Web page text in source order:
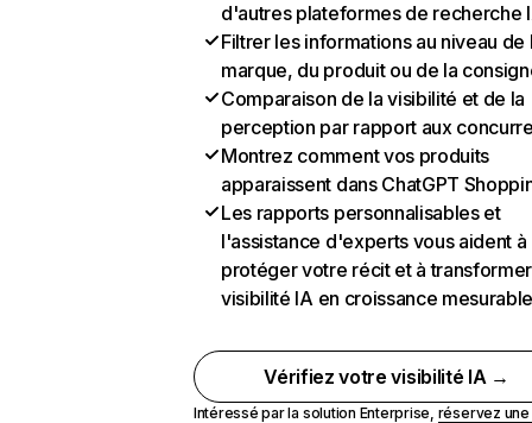
d'autres plateformes de recherche
Filtrer les informations au niveau de
marque, du produit ou de la
Comparaison de la visibilité et de la
perception par rapport aux
Montrez comment vos produits
apparaissent dans ChatGPT
Les rapports personnalisables et
l'assistance d'experts vous aident à
protéger votre récit et à
visibilité IA en croissance
Vérifiez votre visibilité IA →
Intéressé par la solution Enterprise, réservez